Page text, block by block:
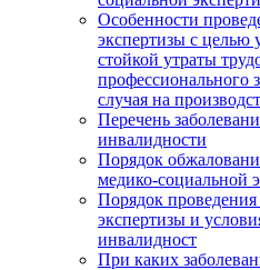
Особенности
экспертизы с целью
стойкой утраты
профессионального
случая на
Перечень
инвалидности
Порядок
медико-социальной
Порядок
экспертизы и
инвалидност
При каких